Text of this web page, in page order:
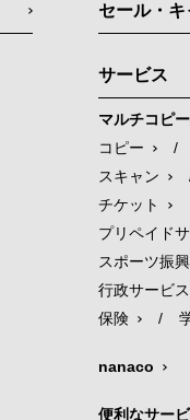
セール・
サービス
マルチコピ
コピー
/
スキャン
チケット
プリペイド
スポーツ振
行政サービス
保険
/
nanaco
便利なサー